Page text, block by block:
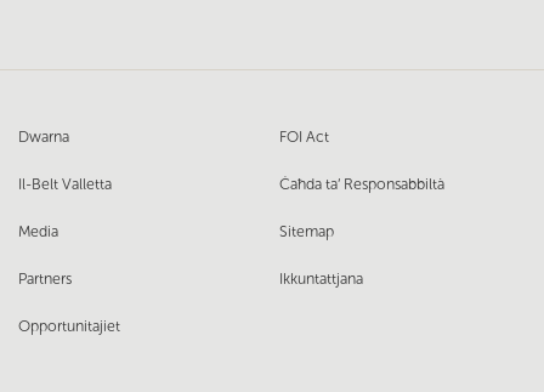
Dwarna
Il-Belt Valletta
Media
Partners
Opportunitajiet
FOI Act
Ċaħda ta’ Responsabbiltà
Sitemap
Ikkuntattjana